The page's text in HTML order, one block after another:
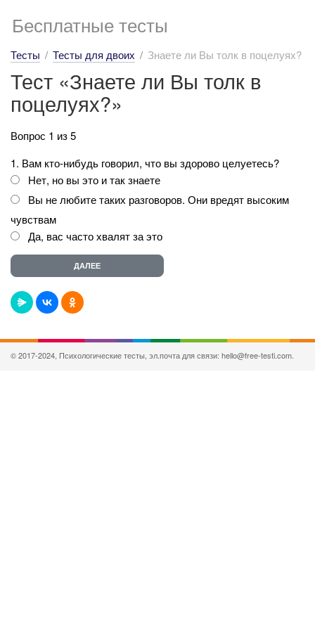
Бесплатные тесты
Тесты Тесты для двоих Знаете ли Вы толк в поцелуях?
Тест «Знаете ли Вы толк в
поцелуях?»
Вопрос 1 из 5
1. Вам кто-нибудь говорил, что вы здорово целуетесь?
Нет, но вы это и так знаете
Вы не любите таких разговоров. Они вредят высоким
чувствам
Да, вас часто хвалят за это
© 2017-2024, Психологические тесты, эл.почта для связи: hello@free-testi.com.